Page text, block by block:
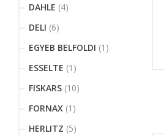
DAHLE (4)
DELI (6)
EGYEB BELFOLDI (1)
ESSELTE (1)
FISKARS (10)
FORNAX (1)
HERLITZ (5)